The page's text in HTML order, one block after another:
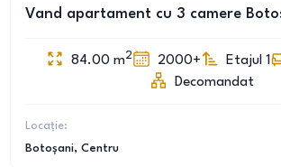
Vand apartament cu 3 camere
84.00 m2 2000+ Etajul 1
Decomandat
Locație:
Botoșani, Centru